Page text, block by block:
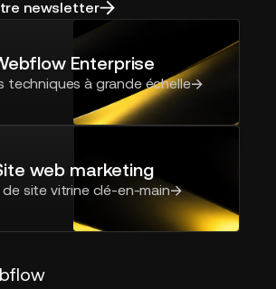
newsletter
Enterprise
techniques à grande échelle
web marketing
site vitrine clé-en-main